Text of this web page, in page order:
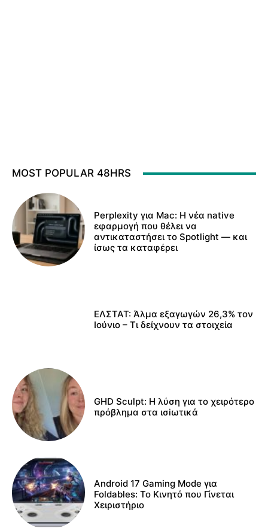
MOST POPULAR 48HRS
Perplexity για Mac: Η νέα native
εφαρμογή που θέλει να
αντικαταστήσει το Spotlight — και
ίσως τα καταφέρει
ΕΛΣΤΑΤ: Άλμα εξαγωγών 26,3% τον
Ιούνιο – Τι δείχνουν τα στοιχεία
GHD Sculpt: Η λύση για το χειρότερο
πρόβλημα στα ισiωτικά
Android 17 Gaming Mode για
Foldables: Το Κινητό που Γίνεται
Χειριστήριο